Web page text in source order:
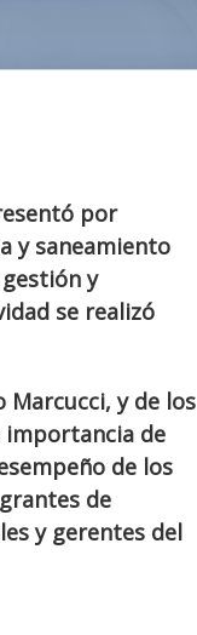
por
y saneamiento
y
se realizó
Marcucci, y de los
importancia de
de los
de
y gerentes del